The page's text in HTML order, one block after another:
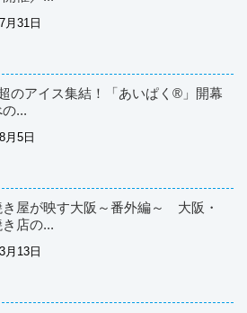
月31日
のアイス集結！「あいぱく®」開幕
の...
月5日
き屋が映す大阪～番外編～ 大阪・
店の...
月13日